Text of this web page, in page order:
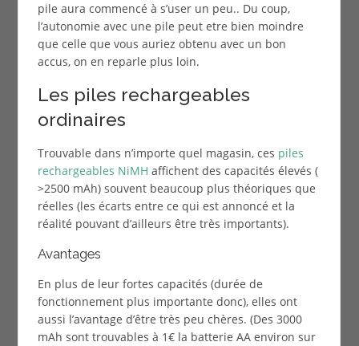
pile aura commencé à s’user un peu.. Du coup,
l’autonomie avec une pile peut etre bien moindre
que celle que vous auriez obtenu avec un bon
accus, on en reparle plus loin.
Les piles rechargeables
ordinaires
Trouvable dans n’importe quel magasin, ces piles
rechargeables NiMH affichent des capacités élevés (
>2500 mAh) souvent beaucoup plus théoriques que
réelles (les écarts entre ce qui est annoncé et la
réalité pouvant d’ailleurs être très importants).
Avantages
En plus de leur fortes capacités (durée de
fonctionnement plus importante donc), elles ont
aussi l’avantage d’être très peu chères. (Des 3000
mAh sont trouvables à 1€ la batterie AA environ sur